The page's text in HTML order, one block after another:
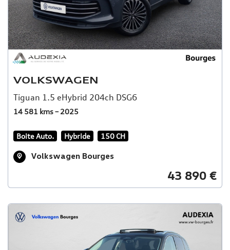
VOLKSWAGEN
Tiguan 1.5 eHybrid 204ch DSG6
14 581 kms – 2025
Boite Auto. Hybride 150 CH
Volkswagen Bourges
43 890 €